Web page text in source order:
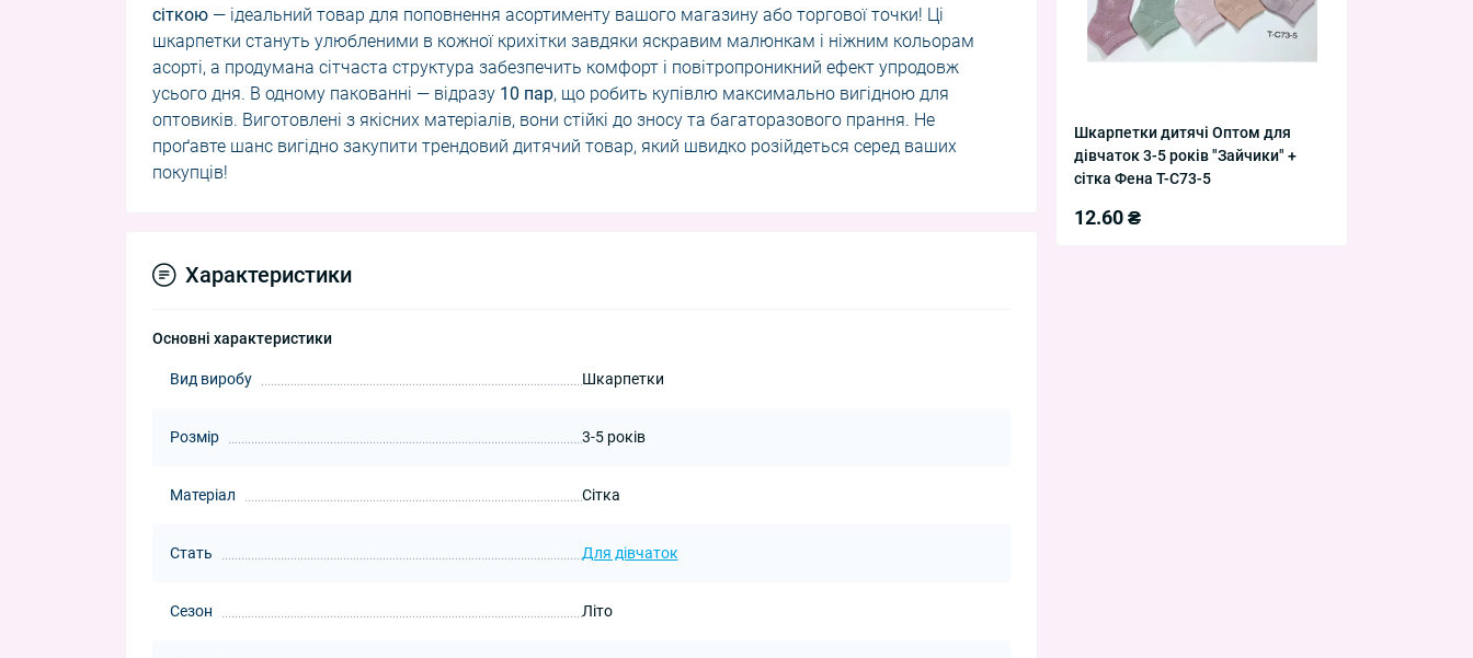
Шкарпетки дитячі Оптом для
дівчаток 3-5 років "Зайчики" +
сітка Фена T-C73-5
12.60 ₴
сіткою — ідеальний товар для поповнення асортименту вашого магазину або торгової точки! Ці
шкарпетки стануть улюбленими в кожної крихітки завдяки яскравим малюнкам і ніжним кольорам
асорті, а продумана сітчаста структура забезпечить комфорт і повітропроникний ефект упродовж
усього дня. В одному пакованні — відразу 10 пар, що робить купівлю максимально вигідною для
оптовиків. Виготовлені з якісних матеріалів, вони стійкі до зносу та багаторазового прання. Не
проґавте шанс вигідно закупити трендовий дитячий товар, який швидко розійдеться серед ваших
покупців!
Характеристики
Основні характеристики
Вид виробу Шкарпетки
Розмір 3-5 років
Матеріал Сітка
Стать Для дівчаток
Сезон Літо